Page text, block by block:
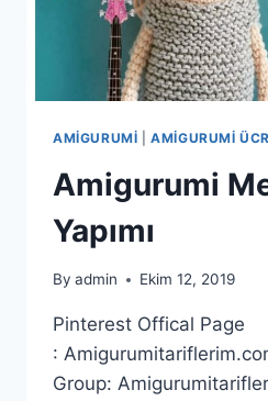
AMIGURUMI |AMIGURUMI
Amigurumi
Yapımı
By admin Ekim 12, 2019
Pinterest Offical Page
:
Group: